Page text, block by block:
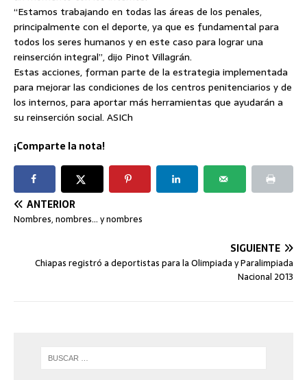
“Estamos trabajando en todas las áreas de los penales,
principalmente con el deporte, ya que es fundamental para
todos los seres humanos y en este caso para lograr una
reinserción integral”, dijo Pinot Villagrán.
Estas acciones, forman parte de la estrategia implementada
para mejorar las condiciones de los centros penitenciarios y de
los internos, para aportar más herramientas que ayudarán a
su reinserción social. ASICh
¡Comparte la nota!
ANTERIOR
Nombres, nombres… y nombres
SIGUIENTE
Chiapas registró a deportistas para la Olimpiada y Paralimpiada
Nacional 2013